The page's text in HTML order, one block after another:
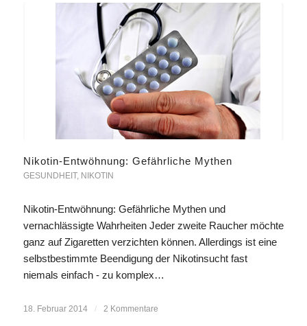
Nikotin-Entwöhnung: Gefährliche Mythen
GESUNDHEIT, NIKOTIN
Nikotin-Entwöhnung: Gefährliche Mythen und
vernachlässigte Wahrheiten Jeder zweite Raucher möchte
ganz auf Zigaretten verzichten können. Allerdings ist eine
selbstbestimmte Beendigung der Nikotinsucht fast
niemals einfach - zu komplex…
18. Februar 2014 / 2 Kommentare